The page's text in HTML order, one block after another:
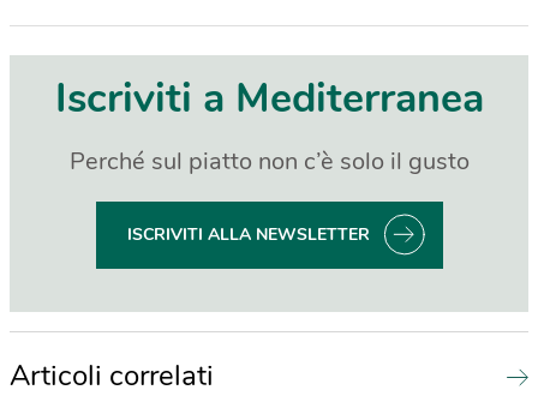
Iscriviti a Mediterranea
Perché sul piatto non c’è solo il gusto
ISCRIVITI ALLA NEWSLETTER
Articoli correlati